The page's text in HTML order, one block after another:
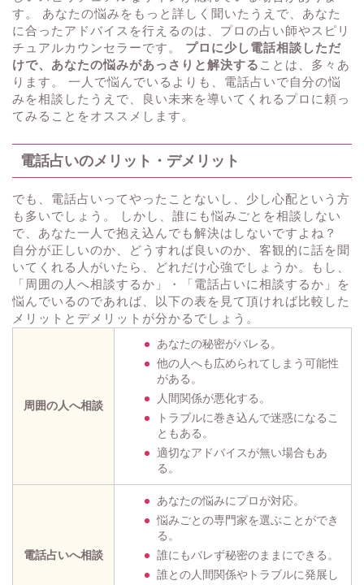
す。 あなたの悩みをもっと詳しく聞いたうえで、あなた
に合ったアドバイスを行えるのは、プロの占い師やスピリ
チュアルカウンセラーです。 プロに少し電話相談しただ
けで、あなたの悩みがあっさりと解決する ことは、多々あ
ります。 一人で悩んでいるよりも、電話占いで自分の悩
みを相談したうえで、良い未来を導いてくれるプロに頼っ
てみることをオススメします。
電話占いのメリット・デメリット
でも、電話占いってやったことないし、少し心配という方
も多いでしょう。 しかし、誰にも悩みごとを相談しない
で、あなた一人で抱え込んでも解決はしないですよね？
自分が正しいのか、どうすれば良いのか、客観的に話を聞
いてくれる人がいたら、どれだけ心強でしょうか。もし、
「周囲の人へ相談するか」・「電話占いに相談するか」を
悩んでいるのであれば、以下の表を見て頂ければ比較した
メリットとデメリットが分かるでしょう。
周囲の人へ相談
あなたの秘密がバレる。
他の人へも広められてしまう可能性
がある。
人間関係が悪化する。
トラブルに巻き込んで迷惑になるこ
ともある。
適切なアドバイスが無い場合もあ
る。
電話占いへ相談
あなたの悩みにプロが対応。
悩みごとの専門家を選ぶことができ
る。
誰にもバレず秘密のままにできる。
誰との人間関係やトラブルに発展し